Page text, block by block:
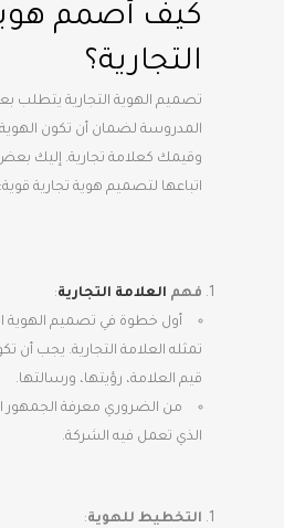
كيف أصمم
التجارية؟
تصميم الهوية التجارية يتطلب
المدروسة لضمان أن تكون
وقيمك كعلامة تجارية. إليك
اتباعها لتصميم هوية تجارية قوية:
فهم العلامة التجارية:
أول خطوة في تصميم الهوية
تمثله العلامة التجارية. يجب أن
قيم العلامة، رؤيتها، ورسالتها.
من الضروري معرفة
الذي تعمل فيه الشركة.
التخطيط للهوية: